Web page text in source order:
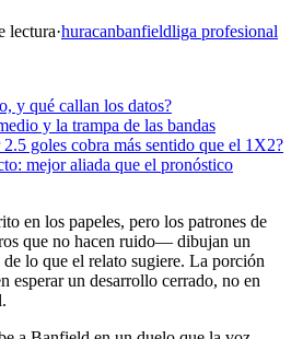
lectura·huracanbanfieldliga profesional
y qué callan los datos?
y la trampa de las bandas
goles cobra más sentido que el 1X2?
mejor aliada que el pronóstico
en los papeles, pero los patrones de
que no hacen ruido— dibujan un
lo que el relato sugiere. La porción
esperar un desarrollo cerrado, no en